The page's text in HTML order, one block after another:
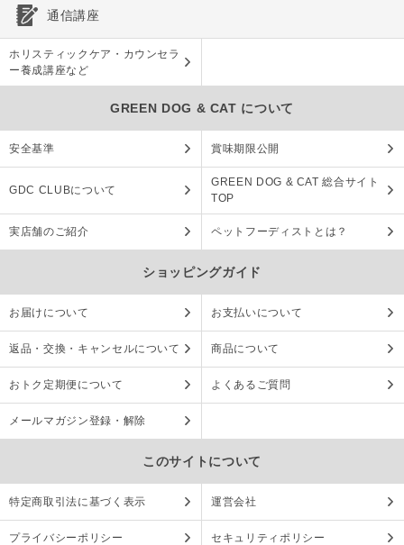
通信講座
ホリスティックケア・カウンセラ
ー養成講座など
GREEN DOG & CAT について
安全基準 賞味期限公開
GDC CLUBについて
GREEN DOG & CAT 総合サイト
TOP
実店舗のご紹介 ペットフーディストとは？
ショッピングガイド
お届けについて お支払いについて
返品・交換・キャンセルについて 商品について
おトク定期便について よくあるご質問
メールマガジン登録・解除
このサイトについて
特定商取引法に基づく表示 運営会社
プライバシーポリシー セキュリティポリシー